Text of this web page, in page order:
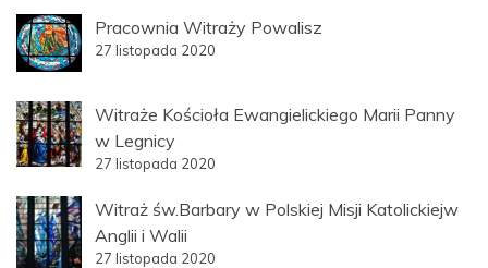
Pracownia Witraży Powalisz
27 listopada 2020
Witraże Kościoła Ewangielickiego Marii Panny
w Legnicy
27 listopada 2020
Witraż św.Barbary w Polskiej Misji Katolickiejw
Anglii i Walii
27 listopada 2020